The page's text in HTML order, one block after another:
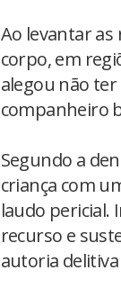
Ao levantar as
corpo, em
alegou não
companheiro
Segundo a
criança com
laudo pericial.
recurso e
autoria